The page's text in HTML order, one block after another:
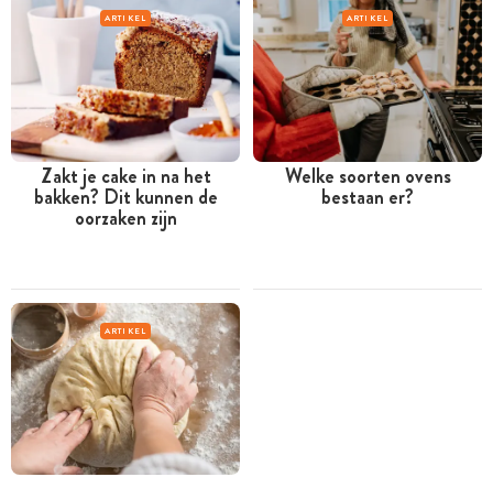
ARTIKEL
Zakt je cake in na het
bakken? Dit kunnen de
oorzaken zijn
ARTIKEL
Welke soorten ovens
bestaan er?
ARTIKEL